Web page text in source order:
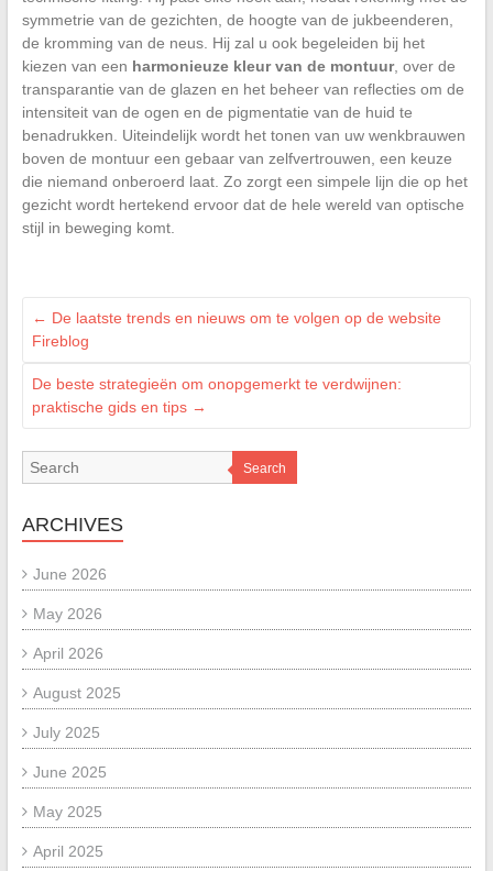
symmetrie van de gezichten, de hoogte van de jukbeenderen,
de kromming van de neus. Hij zal u ook begeleiden bij het
kiezen van een harmonieuze kleur van de montuur, over de
transparantie van de glazen en het beheer van reflecties om de
intensiteit van de ogen en de pigmentatie van de huid te
benadrukken. Uiteindelijk wordt het tonen van uw wenkbrauwen
boven de montuur een gebaar van zelfvertrouwen, een keuze
die niemand onberoerd laat. Zo zorgt een simpele lijn die op het
gezicht wordt hertekend ervoor dat de hele wereld van optische
stijl in beweging komt.
← De laatste trends en nieuws om te volgen op de website
Fireblog
De beste strategieën om onopgemerkt te verdwijnen:
praktische gids en tips →
Search
ARCHIVES
June 2026
May 2026
April 2026
August 2025
July 2025
June 2025
May 2025
April 2025